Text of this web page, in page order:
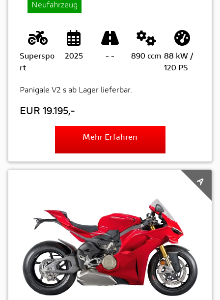
Neufahrzeug
Superspo
rt
2025 - - 890 ccm 88 kW /
120 PS
Panigale V2 s ab Lager lieferbar.
EUR 19.195,-
Mehr Erfahren
A